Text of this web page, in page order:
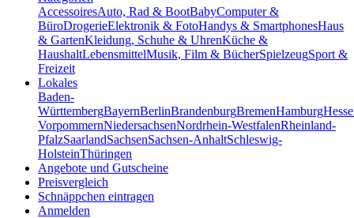
AccessoiresAuto, Rad & BootBabyComputer &
BüroDrogerieElektronik & FotoHandys & SmartphonesHaus
& GartenKleidung, Schuhe & UhrenKüche &
HaushaltLebensmittelMusik, Film & BücherSpielzeugSport &
Freizeit
Lokales
Baden-
WürttembergBayernBerlinBrandenburgBremenHamburg
VorpommernNiedersachsenNordrhein-WestfalenRheinland-
PfalzSaarlandSachsenSachsen-AnhaltSchleswig-
HolsteinThüringen
Angebote und Gutscheine
Preisvergleich
Schnäppchen eintragen
Anmelden